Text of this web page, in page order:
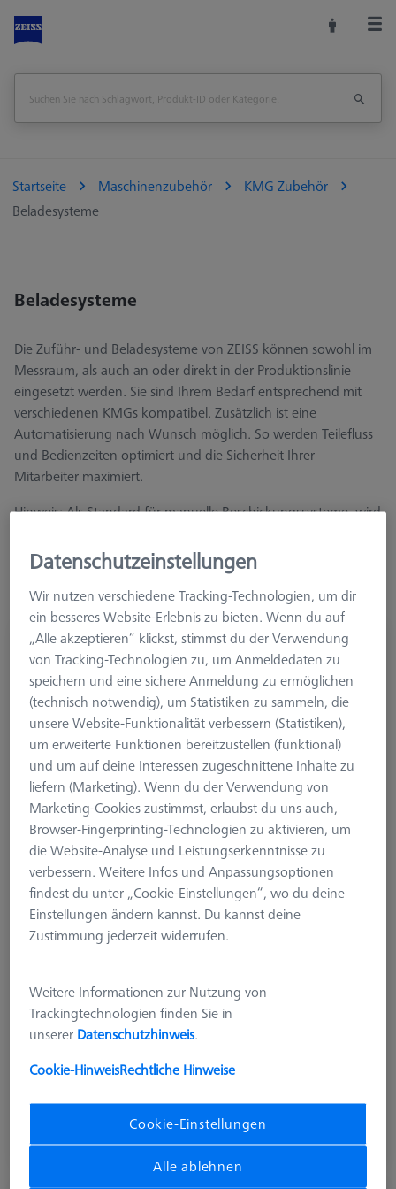
Startseite Maschinenzubehör
KMG Zubehör
Beladesysteme
Beladesysteme
Die Zuführ- und Beladesysteme von ZEISS können sowohl im
Messraum, als auch an oder direkt in der Produktionslinie
eingesetzt werden. Sie sind Ihrem Bedarf entsprechend mit
verschiedenen KMGs kompatibel. Zusätzlich ist eine
Automatisierung nach Wunsch möglich. So werden Teilefluss
und Bedienzeiten optimiert und die Sicherheit Ihrer
Mitarbeiter maximiert.
Hinweis: Als Standard für manuelle Beschickungssysteme, wird
Kontakteinheit für TSI
626140-9123-500
Produktart Palettensystem
Datenschutzeinstellungen
Wir nutzen verschiedene Tracking-Technologien, um dir
ein besseres Website-Erlebnis zu bieten. Wenn du auf
„Alle akzeptieren“ klickst, stimmst du der Verwendung
von Tracking-Technologien zu, um Anmeldedaten zu
speichern und eine sichere Anmeldung zu ermöglichen
(technisch notwendig), um Statistiken zu sammeln, die
unsere Website-Funktionalität verbessern (Statistiken),
um erweiterte Funktionen bereitzustellen (funktional)
und um auf deine Interessen zugeschnittene Inhalte zu
liefern (Marketing). Wenn du der Verwendung von
Marketing-Cookies zustimmst, erlaubst du uns auch,
Browser-Fingerprinting-Technologien zu aktivieren, um
die Website-Analyse und Leistungserkenntnisse zu
verbessern. Weitere Infos und Anpassungsoptionen
findest du unter „Cookie-Einstellungen“, wo du deine
Einstellungen ändern kannst. Du kannst deine
Zustimmung jederzeit widerrufen.
Weitere Informationen zur Nutzung von
Trackingtechnologien finden Sie in
unserer Datenschutzhinweis.
Cookie-HinweisRechtliche Hinweise
Cookie-Einstellungen
Alle ablehnen